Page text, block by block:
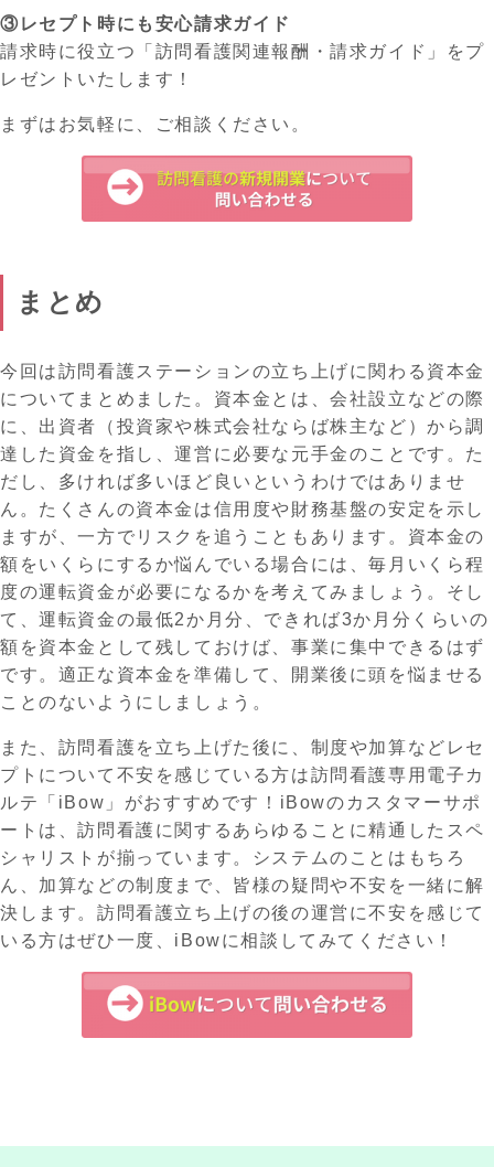
③レセプト時にも安心請求ガイド
請求時に役立つ「訪問看護関連報酬・請求ガイド」をプ
レゼントいたします！
まずはお気軽に、ご相談ください。
まとめ
今回は訪問看護ステーションの立ち上げに関わる資本金
についてまとめました。資本金とは、会社設立などの際
に、出資者（投資家や株式会社ならば株主など）から調
達した資金を指し、運営に必要な元手金のことです。た
だし、多ければ多いほど良いというわけではありませ
ん。たくさんの資本金は信用度や財務基盤の安定を示し
ますが、一方でリスクを追うこともあります。資本金の
額をいくらにするか悩んでいる場合には、毎月いくら程
度の運転資金が必要になるかを考えてみましょう。そし
て、運転資金の最低2か月分、できれば3か月分くらいの
額を資本金として残しておけば、事業に集中できるはず
です。適正な資本金を準備して、開業後に頭を悩ませる
ことのないようにしましょう。
また、訪問看護を立ち上げた後に、制度や加算などレセ
プトについて不安を感じている方は訪問看護専用電子カ
ルテ「iBow」がおすすめです！iBowのカスタマーサポ
ートは、訪問看護に関するあらゆることに精通したスペ
シャリストが揃っています。システムのことはもちろ
ん、加算などの制度まで、皆様の疑問や不安を⼀緒に解
決します。訪問看護立ち上げの後の運営に不安を感じて
いる方はぜひ一度、iBowに相談してみてください！